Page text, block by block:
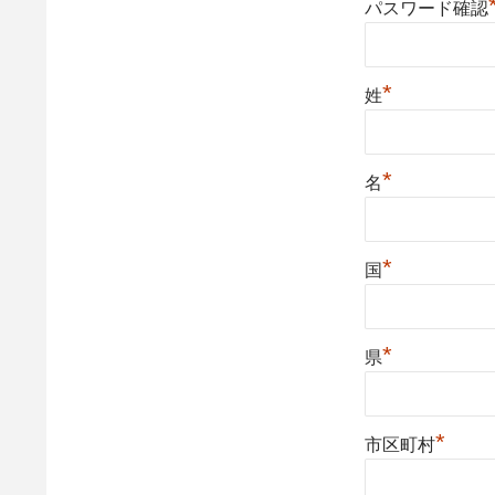
パスワード確認
姓*
名*
国*
県*
市区町村*